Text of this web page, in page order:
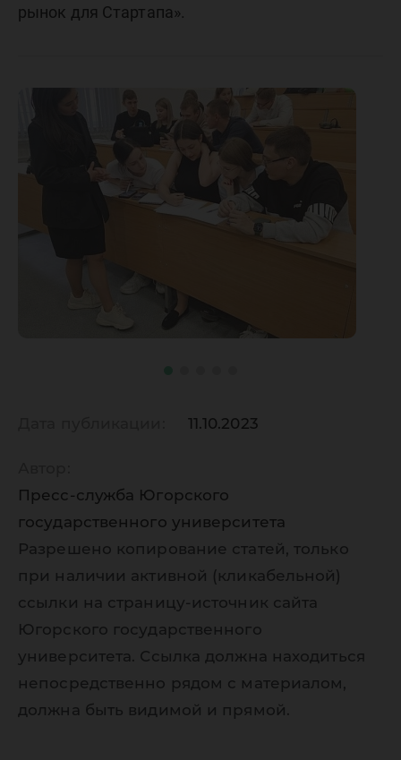
рынок для Стартапа».
11.10.2023
Пресс-служба Югорского
государственного университета
Разрешено копирование статей, только
при наличии активной (кликабельной)
ссылки на страницу-источник сайта
Югорского государственного
университета. Ссылка должна находиться
непосредственно рядом с материалом,
должна быть видимой и прямой.